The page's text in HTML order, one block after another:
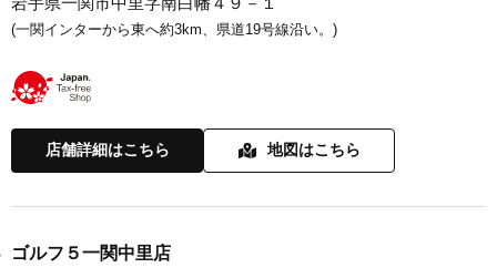
(一関インターから東へ約3km、県道19号線沿い。)
店舗詳細はこちら 地図はこちら
ゴルフ５一関中里店